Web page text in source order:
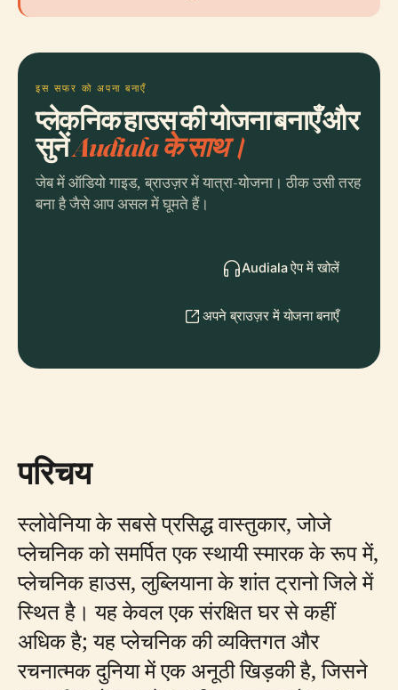
इस सफर को अपना बनाएँ
प्लेकनिक हाउस की योजना बनाएँ और
सुनेंAudiala के साथ।
जेब में ऑडियो गाइड, ब्राउज़र में यात्रा-योजना। ठीक उसी तरह
बना है जैसे आप असल में घूमते हैं।
Audiala ऐप में खोलें
अपने ब्राउज़र में योजना बनाएँ
परिचय
स्लोवेनिया के सबसे प्रसिद्ध वास्तुकार, जोजे
प्लेचनिक को समर्पित एक स्थायी स्मारक के रूप में,
प्लेचनिक हाउस, लुब्लियाना के शांत ट्रानो जिले में
स्थित है। यह केवल एक संरक्षित घर से कहीं
अधिक है; यह प्लेचनिक की व्यक्तिगत और
रचनात्मक दुनिया में एक अनूठी खिड़की है, जिसने